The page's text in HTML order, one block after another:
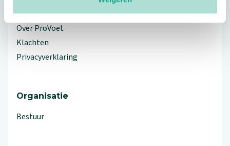
Workshops en lezingen
Over ProVoet
Klachten
Privacyverklaring
Organisatie
Bestuur